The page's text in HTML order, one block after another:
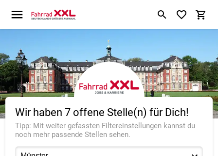
Wir haben 7 offene Stelle(n) für Dich!
Tipp: Mit weiter gefassten Filtereinstellungen kannst du
noch mehr passende Stellen sehen.